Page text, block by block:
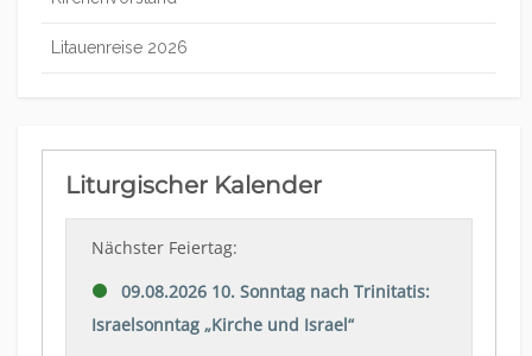
Litauenreise 2026